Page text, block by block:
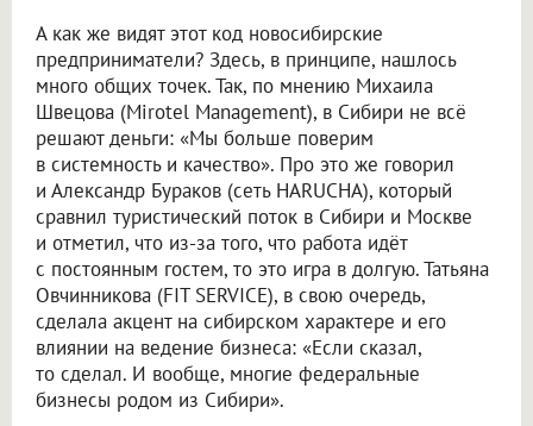
А как же видят этот код новосибирские
предприниматели? Здесь, в принципе, нашлось
много общих точек. Так, по мнению Михаила
Швецова (Mirotel Management), в Сибири не всё
решают деньги: «Мы больше поверим
в системность и качество». Про это же говорил
и Александр Бураков (сеть HARUCHA), который
сравнил туристический поток в Сибири и Москве
и отметил, что из-за того, что работа идёт
с постоянным гостем, то это игра в долгую. Татьяна
Овчинникова (FIT SERVICE), в свою очередь,
сделала акцент на сибирском характере и его
влиянии на ведение бизнеса: «Если сказал,
то сделал. И вообще, многие федеральные
бизнесы родом из Сибири».